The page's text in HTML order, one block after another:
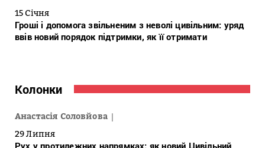
15 Січня
Гроші і допомога звільненим з неволі цивільним: уряд
ввів новий порядок підтримки, як її отримати
Колонки
Анастасія Соловйова
29 Липня